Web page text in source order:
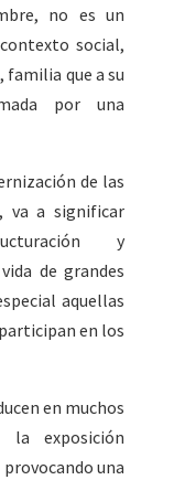
no es un
social,
que a su
por una
de las
va a significar
y
de grandes
aquellas
en los
en muchos
exposición
una